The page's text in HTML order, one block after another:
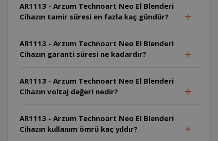
AR1113 - Arzum Technoart Neo El Blenderi
Cihazın tamir süresi en fazla kaç gündür?
AR1113 - Arzum Technoart Neo El Blenderi
Cihazın garanti süresi ne kadardır?
AR1113 - Arzum Technoart Neo El Blenderi
Cihazın voltaj değeri nedir?
AR1113 - Arzum Technoart Neo El Blenderi
Cihazın kullanım ömrü kaç yıldır?